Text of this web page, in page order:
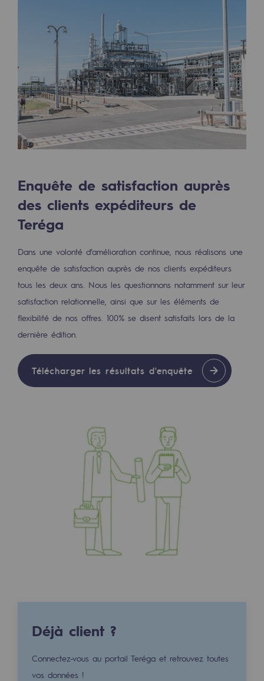
Sécurité et cybersécurité
Santé et sécurité au travail
Sécurité industrielle
Gouvernance responsable
Gouvernance responsable
CADRE, le programme gouvernance
Éthique et conformité
Achats responsables
Fonds de dotation
Présentation du fonds de dotation
Gouvernance du fonds de dotation et
Soumettre un projet
Nos activités
Transport de gaz
Savoir-faire
Projet type
Exploitation du réseau de gaz
Raccordement au réseau de gaz
Projet type
Infrastructures historiques
Enquête de satisfaction auprès
des clients expéditeurs de
Teréga
Dans une volonté d’amélioration continue, nous réalisons une
enquête de satisfaction auprès de nos clients expéditeurs
tous les deux ans. Nous les questionnons notamment sur leur
satisfaction relationnelle, ainsi que sur les éléments de
flexibilité de nos offres. 100% se disent satisfaits lors de la
dernière édition.
Télécharger les résultats d'enquête
Déjà client ?
Connectez-vous au portail Teréga et retrouvez toutes
vos données !